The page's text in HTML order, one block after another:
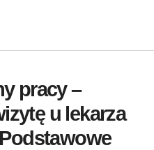
pracy –
u lekarza